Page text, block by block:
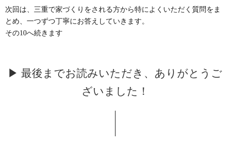
次回は、三重で家づくりをされる方から特によくいただく質問をま
とめ、一つずつ丁寧にお答えしていきます。
その10へ続きます
▶ 最後までお読みいただき、ありがとうご
ざいました！